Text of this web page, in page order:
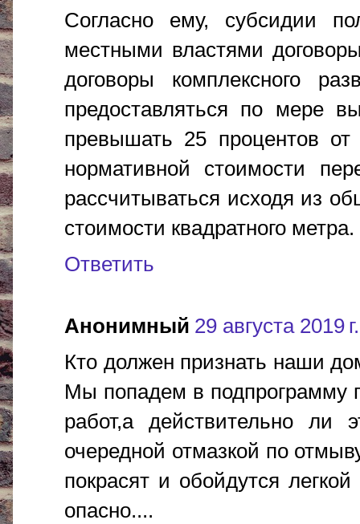
Согласно ему, субсидии
местными властями
договоры комплексного
предоставляться по мере
превышать 25 процентов от
нормативной стоимости
рассчитываться исходя из
стоимости квадратного метра.
Ответить
Анонимный 29 августа 2019
Кто должен признать наши
Мы попадем в подпрограмму
работ,а действительно
очередной отмазкой по
покрасят и обойдутся
опасно....